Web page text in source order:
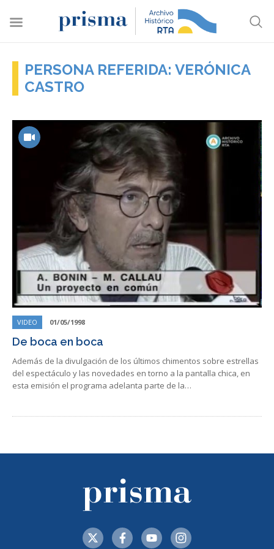
PERSONA REFERIDA: VERÓNICA
CASTRO
VIDEO 01/05/1998
De boca en boca
Además de la divulgación de los últimos chimentos sobre estrellas
del espectáculo y las novedades en torno a la pantalla chica, en
esta emisión el programa adelanta parte de la…